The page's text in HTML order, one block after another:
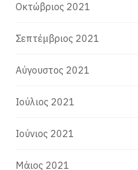
Οκτώβριος 2021
Σεπτέμβριος 2021
Αύγουστος 2021
Ιούλιος 2021
Ιούνιος 2021
Μάιος 2021